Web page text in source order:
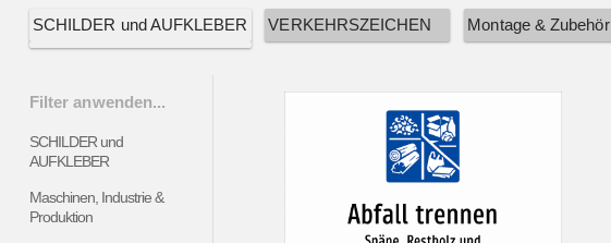
SCHILDER und AUFKLEBER VERKEHRSZEICHEN Montage & Zubehör
Filter anwenden...
SCHILDER und
AUFKLEBER
Maschinen, Industrie &
Produktion